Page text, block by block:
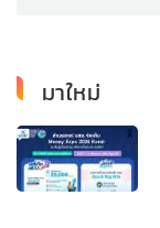
มาใหม่